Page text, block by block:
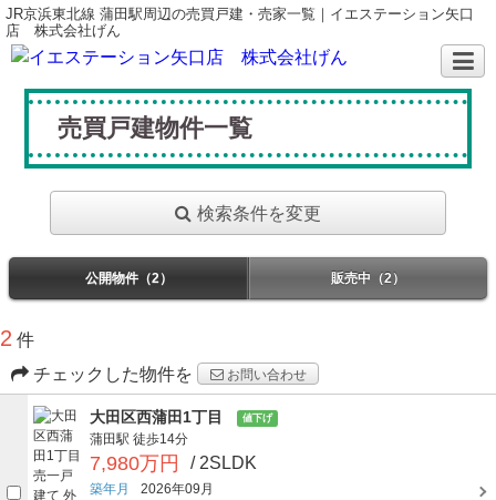
JR京浜東北線 蒲田駅周辺の売買戸建・売家一覧｜イエステーション矢口
店 株式会社げん
売買戸建物件一覧
検索条件を変更
公開物件（2） 販売中（2）
2 件
チェックした物件を
お問い合わせ
大田区西蒲田1丁目 値下げ
蒲田駅 徒歩14分
7,980万円 / 2SLDK
築年月
2026年09月